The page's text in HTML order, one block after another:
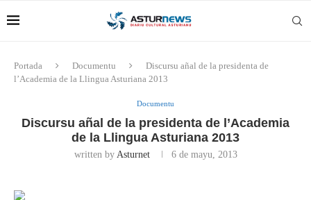
Portada Documentu
Discursu añal de la presidenta de
l’Academia de la Llingua Asturiana 2013
Documentu
Discursu añal de la presidenta de l’Academia
de la Llingua Asturiana 2013
written by Asturnet 6 de mayu, 2013